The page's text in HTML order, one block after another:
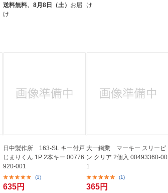
送料無料、 8月8日（土） お届
け
け
日中製作所 163-SL キー付戸
じまりくん 1P 2本キー 00776
920-001
(1)
635円
大一鋼業 マーキー スリーピ
ン クリア 2個入 00493360-00
1
(1)
365円